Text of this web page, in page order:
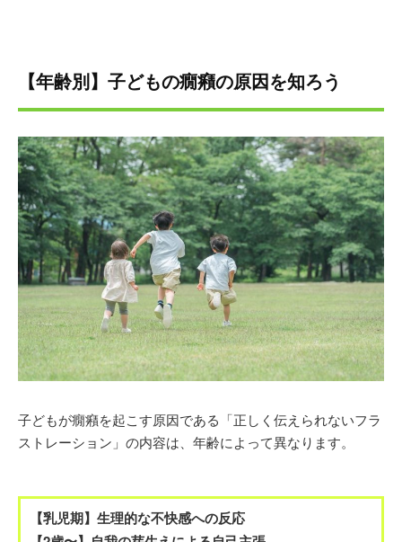
【年齢別】子どもの癇癪の原因を知ろう
子どもが癇癪を起こす原因である「正しく伝えられないフラ
ストレーション」の内容は、年齢によって異なります。
【乳児期】生理的な不快感への反応